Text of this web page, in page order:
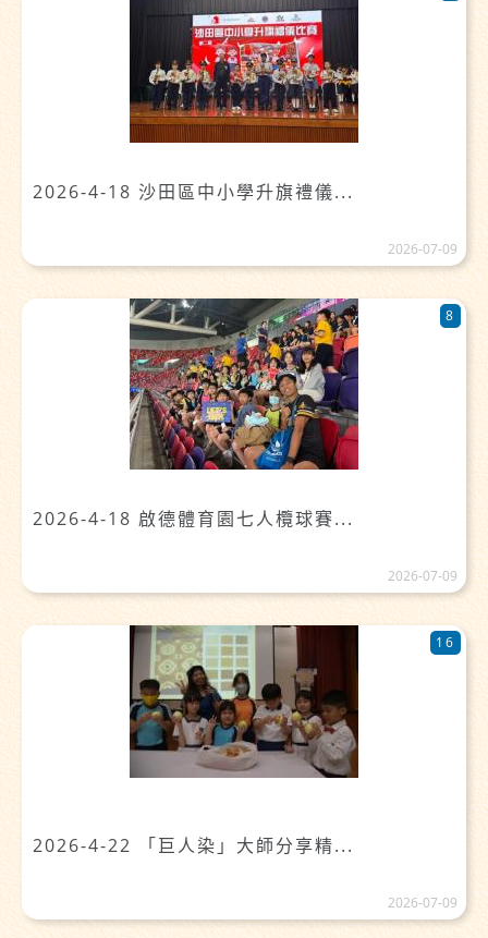
2026-4-18 沙田區中小學升旗禮儀...
2026-07-09
2026-4-18 啟德體育園七人欖球賽...
8
2026-07-09
2026-4-22 「巨人染」大師分享精...
16
2026-07-09